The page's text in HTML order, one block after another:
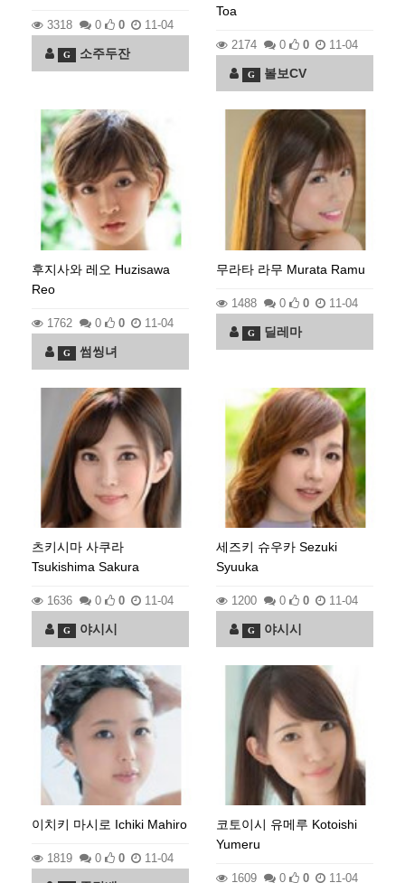
3318 0 0 11-04
G 소주두잔
Toa
2174 0 0 11-04
G 볼보CV
후지사와 레오 Huzisawa
Reo
1762 0 0 11-04
G 썸씽녀
무라타 라무 Murata Ramu
1488 0 0 11-04
G 딜레마
츠키시마 사쿠라
Tsukishima Sakura
1636 0 0 11-04
G 야시시
세즈키 슈우카 Sezuki
Syuuka
1200 0 0 11-04
G 야시시
이치키 마시로 Ichiki Mahiro
1819 0 0 11-04
코토이시 유메루 Kotoishi
Yumeru
1609 0 0 11-04